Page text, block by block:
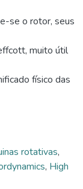
se o rotor, seus
muito útil
físico das
rotativas,
, High